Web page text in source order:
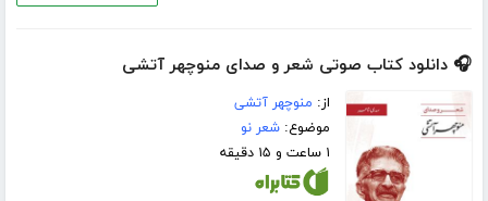
🎧 دانلود کتاب صوتی شعر و صدای منوچهر آتشی
از: منوچهر آتشی
موضوع:شعر نو
۱ ساعت و ۱۵ دقیقه